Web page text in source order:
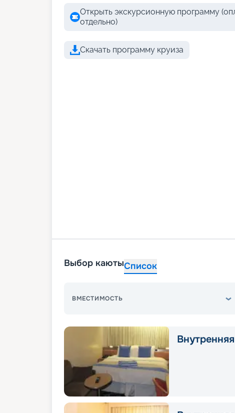
Открыть экскурсионную программу
отдельно)
Скачать программу круиза
Выбор каютыСписок
ВМЕСТИМОСТЬ